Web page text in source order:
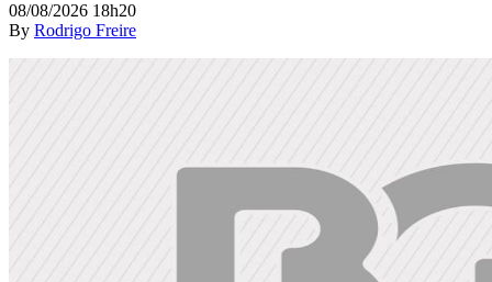
08/08/2026 18h20
By Rodrigo Freire